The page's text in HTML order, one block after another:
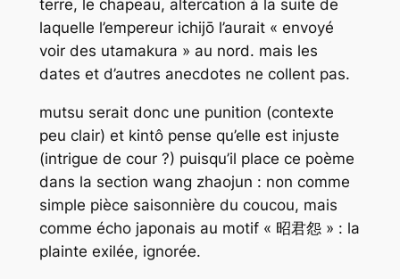
terre, le chapeau, altercation à la suite de
laquelle l’empereur ichijō l’aurait « envoyé
voir des utamakura » au nord. mais les
dates et d’autres anecdotes ne collent pas.
mutsu serait donc une punition (contexte
peu clair) et kintô pense qu’elle est injuste
(intrigue de cour ?) puisqu’il place ce poème
dans la section wang zhaojun : non comme
simple pièce saisonnière du coucou, mais
comme écho japonais au motif « 昭君怨 » : la
plainte exilée, ignorée.